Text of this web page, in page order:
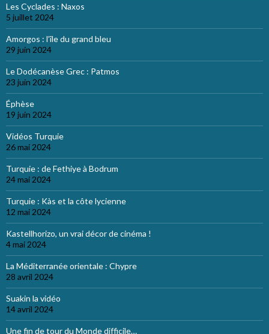
Les Cyclades : Naxos
5 juillet 2024
Amorgos : l’île du grand bleu
29 juin 2024
Le Dodécanèse Grec : Patmos
23 juin 2024
Éphèse
19 juin 2024
Vidéos Turquie
26 mai 2024
Turquie : de Fethiye à Bodrum
24 mai 2024
Turquie : Kàs et la côte lycienne
12 mai 2024
Kastellhorizo, un vrai décor de cinéma !
4 mai 2024
La Méditerranée orientale : Chypre
28 avril 2024
Suakin la vidéo
14 avril 2024
Une fin de tour du Monde difficile…